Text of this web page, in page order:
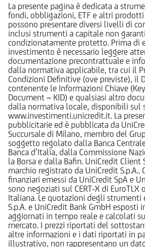
La presente pagina è dedicata a
fondi, obbligazioni, ETF e altri
possono presentare diversi livelli di
inclusi strumenti a capitale non
condizionatamente protetto. Prima di
investimento è necessario leggere
documentazione precontrattuale e
dalla normativa applicabile, tra cui il
Condizioni Definitive (ove previste), il
contenente le Informazioni Chiave
Document – KID) e qualsiasi altro
dalla normativa locale, disponibili sul
www.investimenti.unicredit.it. La
pubblicitarie ed è pubblicata da
Succursale di Milano, membro del
soggetto regolato dalla Banca
Banca d’Italia, dalla Commissione
la Borsa e dalla Bafin. UniCredit Client
marchio registrato da UniCredit S.p.A..
finanziari emessi da UniCredit SpA e
sono negoziati sul CERT-X di EuroTLX
Italiana. Le quotazioni degli strumenti
S.p.A. e UniCredit Bank GmbH esposti
aggiornati in tempo reale e calcolati
mercato. I prezzi riportati del
altre informazioni e i dati riportati in
illustrativo, non rappresentano un